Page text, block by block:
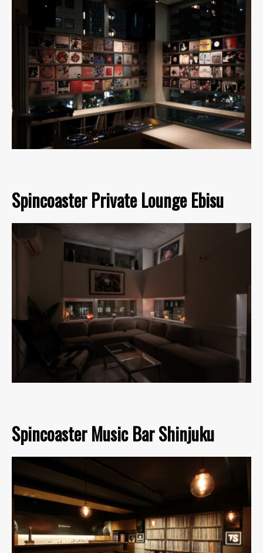
Spincoaster Private Lounge Ebisu
Spincoaster Music Bar Shinjuku